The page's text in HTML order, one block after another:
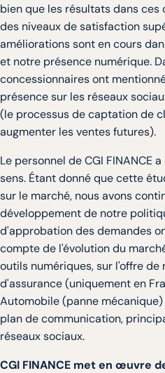
bien que les résultats dans
des niveaux de satisfaction
améliorations sont en cours
et notre présence numérique.
concessionnaires ont
présence sur les réseaux
(le processus de captation de
augmenter les ventes futures).
Le personnel de CGI FINANCE
sens. Étant donné que cette
sur le marché, nous avons
développement de notre
d'approbation des demandes
compte de l'évolution du
outils numériques, sur l'offre de
d'assurance (uniquement en
Automobile (panne
plan de communication,
réseaux sociaux.
CGI FINANCE met en œuvre